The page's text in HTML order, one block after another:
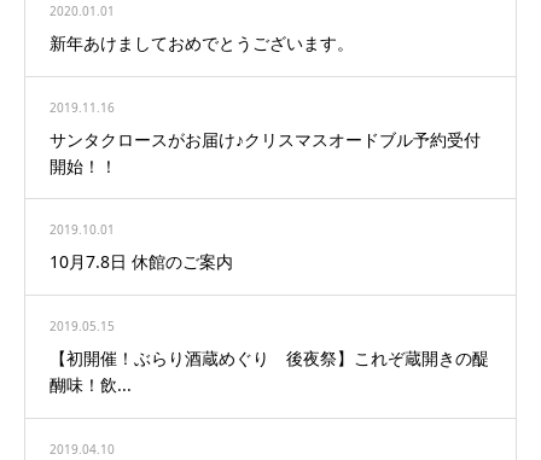
2020.01.01
新年あけましておめでとうございます。
2019.11.16
サンタクロースがお届け♪クリスマスオードブル予約受付
開始！！
2019.10.01
10月7.8日 休館のご案内
2019.05.15
【初開催！ぶらり酒蔵めぐり 後夜祭】これぞ蔵開きの醍
醐味！飲...
2019.04.10